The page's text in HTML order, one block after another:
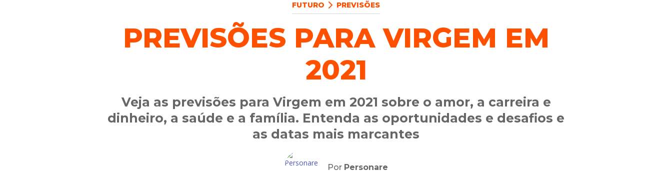
FUTURO PREVISÕES
PREVISÕES PARA VIRGEM EM
2021
Veja as previsões para Virgem em 2021 sobre o amor, a carreira e
dinheiro, a saúde e a família. Entenda as oportunidades e desafios e
as datas mais marcantes
Por Personare